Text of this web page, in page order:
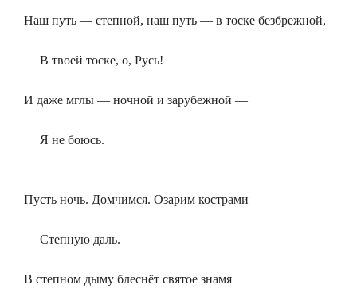
Наш путь — степной, наш путь — в тоске безбрежной,
В твоей тоске, о, Русь!
И даже мглы — ночной и зарубежной —
Я не боюсь.
Пусть ночь. Домчимся. Озарим кострами
Степную даль.
В степном дыму блеснёт святое знамя